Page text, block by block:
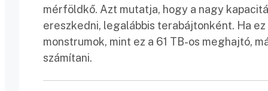
mérföldkő. Azt mutatja, hogy a nagy
ereszkedni, legalábbis terabájtonként. Ha
monstrumok, mint ez a 61 TB-os meghajtó,
számítani.